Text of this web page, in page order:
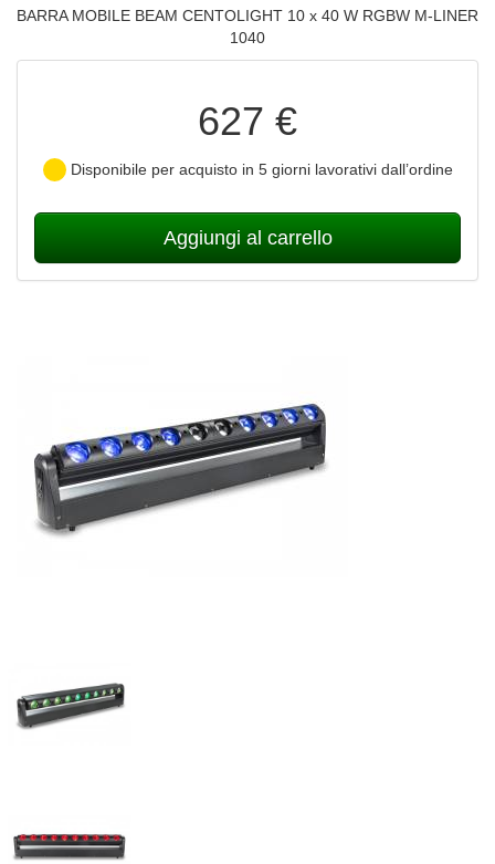
BARRA MOBILE BEAM CENTOLIGHT 10 x 40 W RGBW M-LINER
1040
627 €
Disponibile per acquisto in 5 giorni lavorativi dall’ordine
Aggiungi al carrello